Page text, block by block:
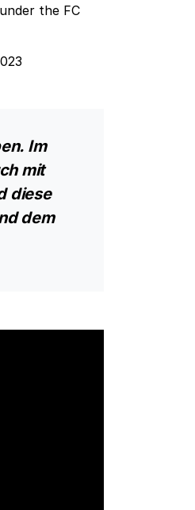
the FC
Im
mit
diese
dem